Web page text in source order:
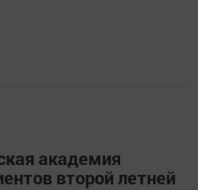
академия
второй летней